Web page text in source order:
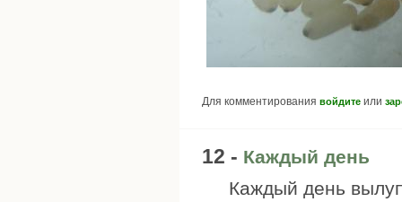
Для комментирования войдите или
12 - Каждый день
Каждый день